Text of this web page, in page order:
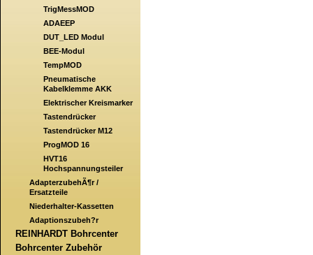
TrigMessMOD
ADAEEP
DUT_LED Modul
BEE-Modul
TempMOD
Pneumatische
Kabelklemme AKK
Elektrischer Kreismarker
Tastendrücker
Tastendrücker M12
ProgMOD 16
HVT16
Hochspannungsteiler
AdapterzubehÃ¶r /
Ersatzteile
Niederhalter-Kassetten
Adaptionszubeh?r
REINHARDT Bohrcenter
Bohrcenter Zubehör